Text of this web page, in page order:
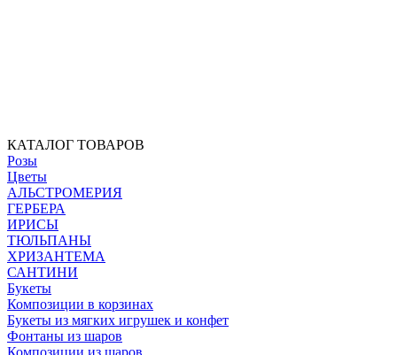
КАТАЛОГ ТОВАРОВ
Розы
Цветы
АЛЬСТРОМЕРИЯ
ГЕРБЕРА
ИРИСЫ
ТЮЛЬПАНЫ
ХРИЗАНТЕМА
САНТИНИ
Букеты
Композиции в корзинах
Букеты из мягких игрушек и конфет
Фонтаны из шаров
Композиции из шаров